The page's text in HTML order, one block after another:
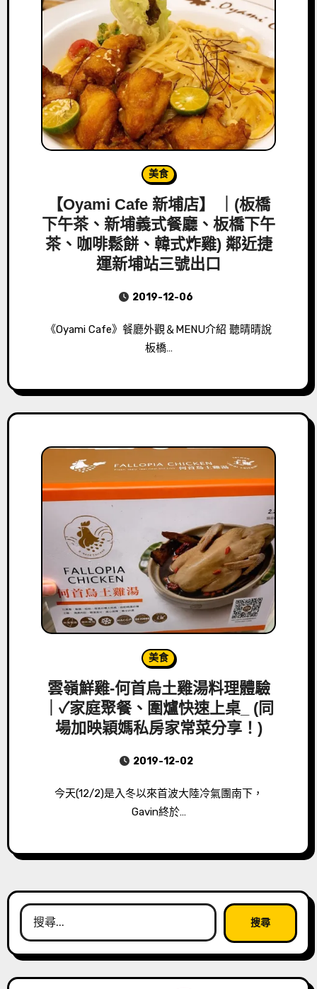
美食
【Oyami Cafe 新埔店】 ｜(板橋
下午茶、新埔義式餐廳、板橋下午
茶、咖啡鬆餅、韓式炸雞) 鄰近捷
運新埔站三號出口
2019-12-06
《Oyami Cafe》餐廳外觀＆MENU介紹 聽晴晴說
板橋…
美食
雲嶺鮮雞-何首烏土雞湯料理體驗
｜✓家庭聚餐、圍爐快速上桌_ (同
場加映穎媽私房家常菜分享！)
2019-12-02
今天(12/2)是入冬以來首波大陸冷氣團南下，
Gavin終於…
搜
尋
關